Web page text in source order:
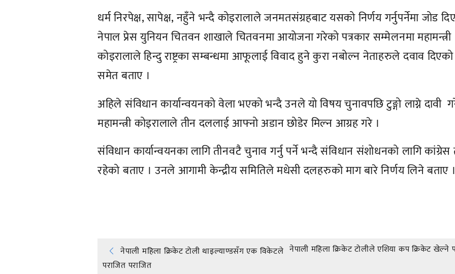
धर्म निरपेक्ष, सापेक्ष, नहुँने भन्दै कोइरालाले जनमतसंग्रहबाट यसको निर्णय गर्नुपर्नेमा जोड
नेपाल प्रेस युनियन चितवन शाखाले चितवनमा आयोजना गरेको पत्रकार सम्मेलनमा महामन्त्री
कोइरालाले हिन्दु राष्ट्रका सम्बन्धमा आफूलाई विवाद हुने कुरा नबोल्न नेताहरुले दवाव दिएको
समेत बताए ।
अहिले संविधान कार्यान्वयनको वेला भएको भन्दै उनले यो विषय चुनावपछि टुङ्गो लाग्ने दावी
महामन्त्री कोइरालाले तीन दललाई आफ्नो अडान छोडेर मिल्न आग्रह गरे ।
संविधान कार्यान्वयनका लागि तीनवटै चुनाव गर्नु पर्ने भन्दै संविधान संशोधनको लागि कांग्रेस
रहेको बताए । उनले आगामी केन्द्रीय समितिले मधेसी दलहरुको माग बारे निर्णय लिने बताए ।
Post
नेपाली महिला क्रिकेट टोली थाइल्याण्डसँग एक विकेटले
पराजित पराजित
नेपाली महिला क्रिकेट टोलीले एशिया कप क्रिकेट खेल्ने